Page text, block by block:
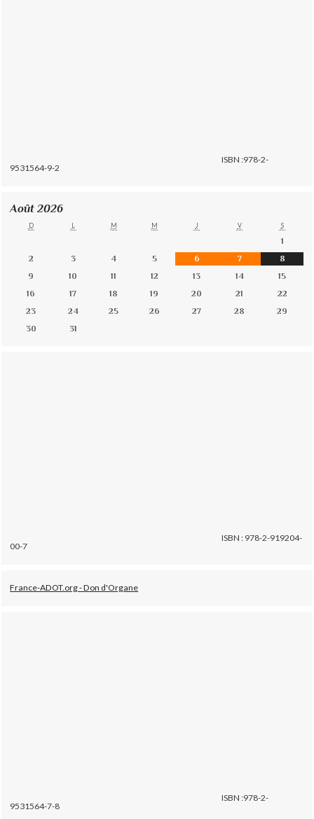
ISBN :978-2-
9531564-9-2
Août 2026
D L M M J V S
1
2
3 4 5 6 7
8
9
10 11 12 13 14
15
16
17 18 19 20 21
22
23
24 25 26 27 28
29
30
31
ISBN : 978-2-919204-
00-7
France-ADOT.org - Don d'Organe
ISBN :978-2-
9531564-7-8